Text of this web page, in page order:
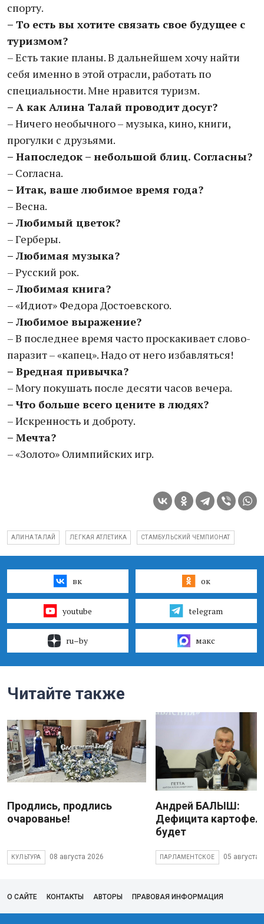
спорту.
– То есть вы хотите связать свое будущее с
туризмом?
– Есть такие планы. В дальнейшем хочу найти
себя именно в этой отрасли, работать по
специальности. Мне нравится туризм.
– А как Алина Талай проводит досуг?
– Ничего необычного – музыка, кино, книги,
прогулки с друзьями.
– Напоследок – небольшой блиц. Согласны?
– Согласна.
– Итак, ваше любимое время года?
– Весна.
– Любимый цветок?
– Герберы.
– Любимая музыка?
– Русский рок.
– Любимая книга?
– «Идиот» Федора Достоевского.
– Любимое выражение?
– В последнее время часто проскакивает слово-
паразит – «капец». Надо от него избавляться!
– Вредная привычка?
– Могу покушать после десяти часов вечера.
– Что больше всего цените в людях?
– Искренность и доброту.
– Мечта?
– «Золото» Олимпийских игр.
АЛИНА ТАЛАЙ ЛЕГКАЯ АТЛЕТИКА СТАМБУЛЬСКИЙ ЧЕМПИОНАТ
вк ок
youtube telegram
ru–by макс
Читайте также
Продлись, продлись
очарованье!
КУЛЬТУРА 08 августа 2026
Андрей БАЛЫШ:
Дефицита
будет
ПАРЛАМЕНТСКОЕ 05 августа
О САЙТЕ КОНТАКТЫ АВТОРЫ ПРАВОВАЯ ИНФОРМАЦИЯ